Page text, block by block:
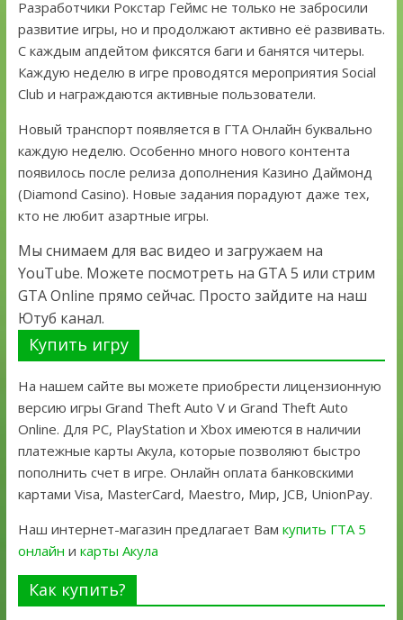
Разработчики Рокстар Геймс не только не забросили
развитие игры, но и продолжают активно её развивать.
С каждым апдейтом фиксятся баги и банятся читеры.
Каждую неделю в игре проводятся мероприятия Social
Club и награждаются активные пользователи.
Новый транспорт появляется в ГТА Онлайн буквально
каждую неделю. Особенно много нового контента
появилось после релиза дополнения Казино Даймонд
(Diamond Casino). Новые задания порадуют даже тех,
кто не любит азартные игры.
Мы снимаем для вас видео и загружаем на
YouTube. Можете посмотреть на GTA 5 или стрим
GTA Online прямо сейчас. Просто зайдите на наш
Ютуб канал.
Купить игру
На нашем сайте вы можете приобрести лицензионную
версию игры Grand Theft Auto V и Grand Theft Auto
Online. Для PC, PlayStation и Xbox имеются в наличии
платежные карты Акула, которые позволяют быстро
пополнить счет в игре. Онлайн оплата банковскими
картами Visa, MasterCard, Maestro, Мир, JCB, UnionPay.
Наш интернет-магазин предлагает Вам купить ГТА 5
онлайн и карты Акула
Как купить?